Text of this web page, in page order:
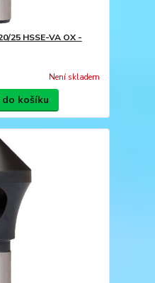
25 HSSE-VA OX -
Není skladem
košíku